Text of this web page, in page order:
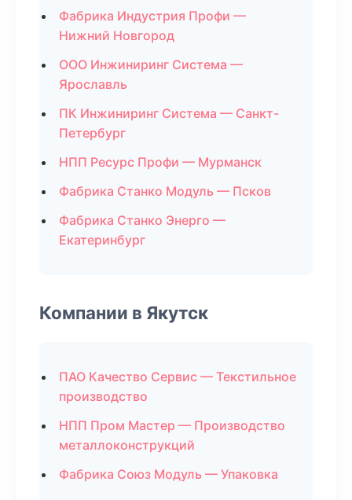
Фабрика Индустрия Профи —
Нижний Новгород
ООО Инжиниринг Система —
Ярославль
ПК Инжиниринг Система — Санкт-
Петербург
НПП Ресурс Профи — Мурманск
Фабрика Станко Модуль — Псков
Фабрика Станко Энерго —
Екатеринбург
Компании в Якутск
ПАО Качество Сервис — Текстильное
производство
НПП Пром Мастер — Производство
металлоконструкций
Фабрика Союз Модуль — Упаковка